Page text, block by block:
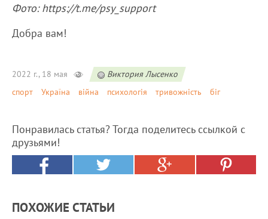
Фото: https://t.me/psy_support
Добра вам!
2022 г., 18 мая
Виктория Лысенко
спорт
Україна війна психологія тривожність біг
Понравилась статья? Тогда поделитесь ссылкой с
друзьями!
ПОХОЖИЕ СТАТЬИ